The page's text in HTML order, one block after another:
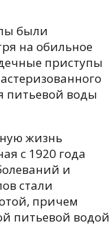
были
на обильное
приступы
питьевой воды
жизнь
с 1920 года
и
стали
причем
питьевой